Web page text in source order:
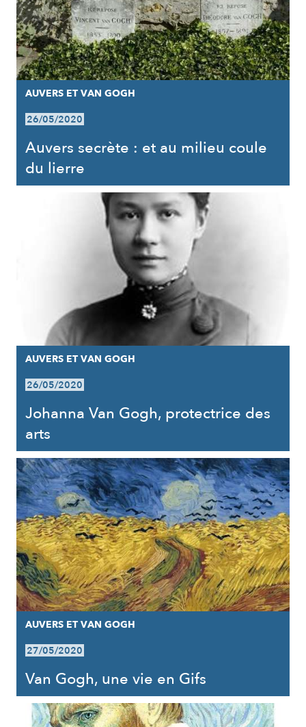
AUVERS ET VAN GOGH
26/05/2020
Auvers secrète : et au milieu coule
du lierre
AUVERS ET VAN GOGH
26/05/2020
Johanna Van Gogh, protectrice des
arts
AUVERS ET VAN GOGH
27/05/2020
Van Gogh, une vie en Gifs